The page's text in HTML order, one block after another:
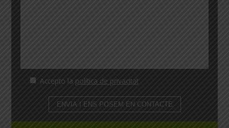
Accepto la política de privacitat